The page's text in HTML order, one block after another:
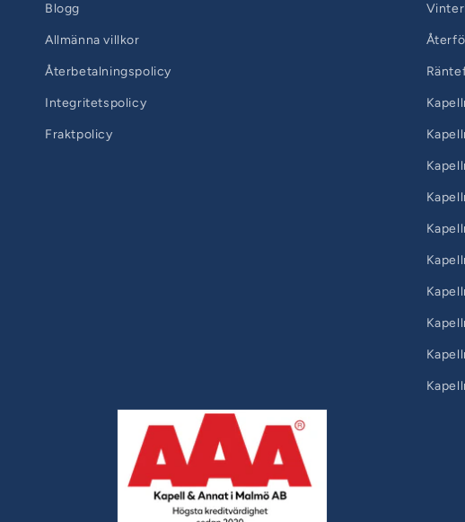
Blogg
Allmänna villkor
Återbetalningspolicy
Integritetspolicy
Fraktpolicy